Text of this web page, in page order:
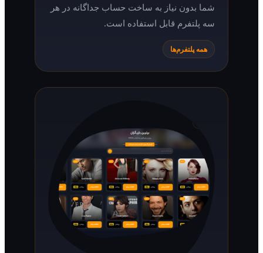
شما بدون نیاز به ساخت حساب جداگانه در هر
سه پلتفرم قابل استفاده است.
همه پلتفرم‌ها